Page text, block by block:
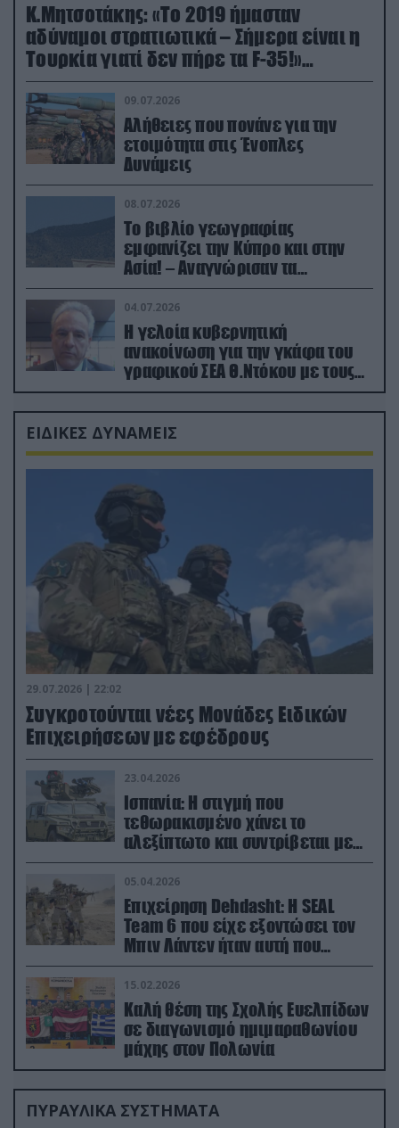
Κ.Μητσοτάκης: «Το 2019 ήμασταν
αδύναμοι στρατιωτικά – Σήμερα είναι η
Τουρκία γιατί δεν πήρε τα F-35!»
(βίντεο)
09.07.2026
Αλήθειες που πονάνε για την
ετοιμότητα στις Ένοπλες
Δυνάμεις
08.07.2026
Το βιβλίο γεωγραφίας
εμφανίζει την Κύπρο και στην
Ασία! – Αναγνώρισαν τα
κατεχόμενα; (φωτο)
04.07.2026
Η γελοία κυβερνητική
ανακοίνωση για την γκάφα του
γραφικού ΣΕΑ Θ.Ντόκου με τους
Ρώσους φαρσέρ
ΕΙΔΙΚΕΣ ΔΥΝΑΜΕΙΣ
29.07.2026 | 22:02
Συγκροτούνται νέες Μονάδες Ειδικών
Επιχειρήσεων με εφέδρους
23.04.2026
Ισπανία: Η στιγμή που
τεθωρακισμένο χάνει το
αλεξίπτωτο και συντρίβεται με
ορμή στο έδαφος (βίντεο)
05.04.2026
Επιχείρηση Dehdasht: Η SEAL
Team 6 που είχε εξοντώσει τον
Μπιν Λάντεν ήταν αυτή που
διέσωσε τον πιλότο του F-15
15.02.2026
Καλή θέση της Σχολής Ευελπίδων
σε διαγωνισμό ημιμαραθωνίου
μάχης στον Πολωνία
ΠΥΡΑΥΛΙΚΑ ΣΥΣΤΗΜΑΤΑ